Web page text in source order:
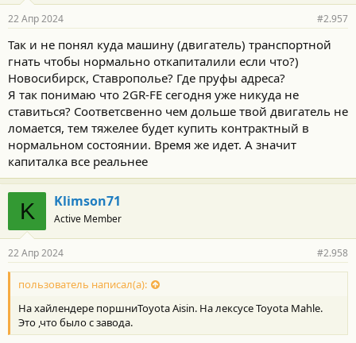
н
с
т
и
22 Апр 2024 #2.957
Так и не понял куда машину (двигатель) транспортной
гнать чтобы нормально откапиталили если что?)
Новосибирск, Ставрополье? Где пруфы адреса?
Я так понимаю что 2GR-FE сегодня уже никуда не
ставиться? Соответсвенно чем дольше твой двигатель не
ломается, тем тяжелее будет купить контрактный в
нормальном состоянии. Время же идет. А значит
капиталка все реальнее
K Klimson71
Active Member
22 Апр 2024 #2.958
пользователь написал(а):
На хайлендере поршниToyota Aisin. На лексусе Toyota Mahle.
Это ,что было с завода.